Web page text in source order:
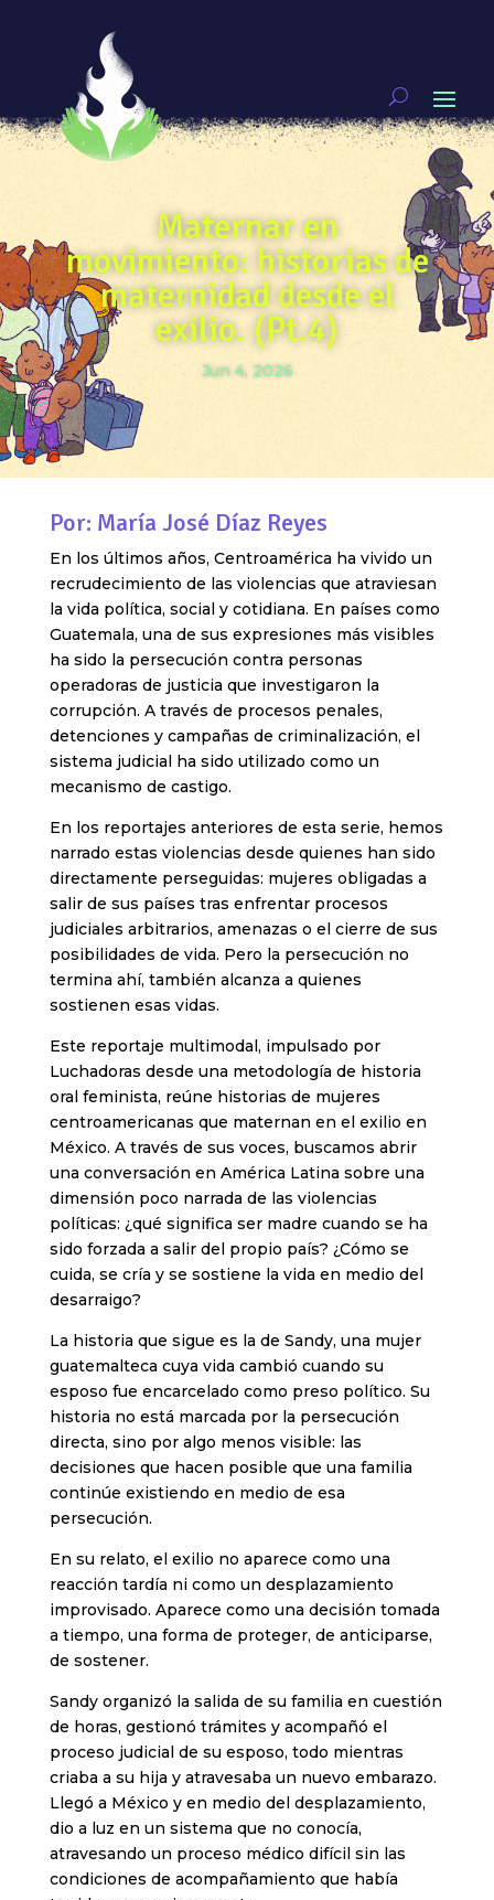
Maternar en
movimiento: historias de
maternidad desde el
exilio. (Pt.4)
Jun 4, 2026
Por: María José Díaz Reyes
En los últimos años, Centroamérica ha vivido un
recrudecimiento de las violencias que atraviesan
la vida política, social y cotidiana. En países como
Guatemala, una de sus expresiones más visibles
ha sido la persecución contra personas
operadoras de justicia que investigaron la
corrupción. A través de procesos penales,
detenciones y campañas de criminalización, el
sistema judicial ha sido utilizado como un
mecanismo de castigo.
En los reportajes anteriores de esta serie, hemos
narrado estas violencias desde quienes han sido
directamente perseguidas: mujeres obligadas a
salir de sus países tras enfrentar procesos
judiciales arbitrarios, amenazas o el cierre de sus
posibilidades de vida. Pero la persecución no
termina ahí, también alcanza a quienes
sostienen esas vidas.
Este reportaje multimodal, impulsado por
Luchadoras desde una metodología de historia
oral feminista, reúne historias de mujeres
centroamericanas que maternan en el exilio en
México. A través de sus voces, buscamos abrir
una conversación en América Latina sobre una
dimensión poco narrada de las violencias
políticas: ¿qué significa ser madre cuando se ha
sido forzada a salir del propio país? ¿Cómo se
cuida, se cría y se sostiene la vida en medio del
desarraigo?
La historia que sigue es la de Sandy, una mujer
guatemalteca cuya vida cambió cuando su
esposo fue encarcelado como preso político. Su
historia no está marcada por la persecución
directa, sino por algo menos visible: las
decisiones que hacen posible que una familia
continúe existiendo en medio de esa
persecución.
En su relato, el exilio no aparece como una
reacción tardía ni como un desplazamiento
improvisado. Aparece como una decisión tomada
a tiempo, una forma de proteger, de anticiparse,
de sostener.
Sandy organizó la salida de su familia en cuestión
de horas, gestionó trámites y acompañó el
proceso judicial de su esposo, todo mientras
criaba a su hija y atravesaba un nuevo embarazo.
Llegó a México y en medio del desplazamiento,
dio a luz en un sistema que no conocía,
atravesando un proceso médico difícil sin las
condiciones de acompañamiento que había